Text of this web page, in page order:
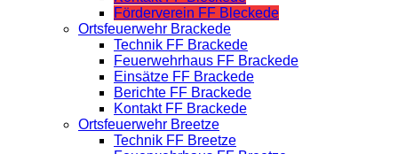
Förderverein FF Bleckede
Ortsfeuerwehr Brackede
Technik FF Brackede
Feuerwehrhaus FF Brackede
Einsätze FF Brackede
Berichte FF Brackede
Kontakt FF Brackede
Ortsfeuerwehr Breetze
Technik FF Breetze